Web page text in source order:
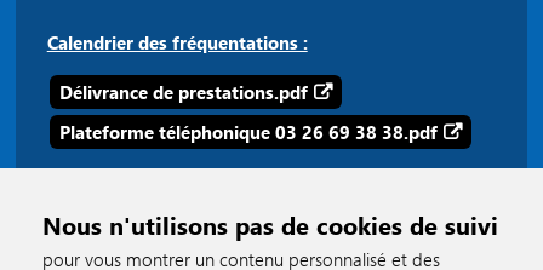
Nous n'utilisons pas de cookies de suivi
pour vous montrer un contenu personnalisé et des
Calendrier des fréquentations :
Délivrance de prestations.pdf
Plateforme téléphonique 03 26 69 38 38.pdf